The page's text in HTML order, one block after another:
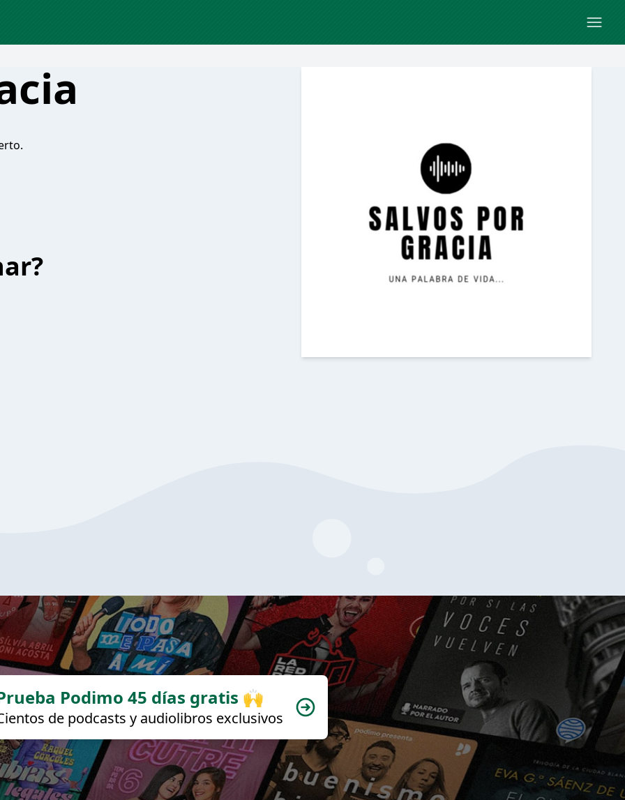
Podimo 45 días gratis 🙌
de podcasts y audiolibros exclusivos